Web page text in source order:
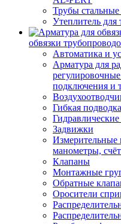
Трубы
Утеплитель для
обвязки
Автоматика и
Арматура для
подключения и
Гибкая
Гидравлические
Задвижки
Измерительные
манометры,
Клапаны
Монтажные
Обратные
Оросители